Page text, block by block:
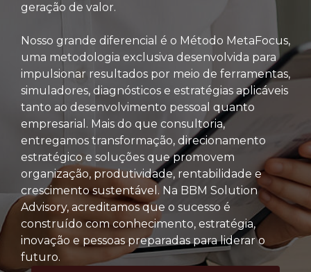
geração de valor.
Nosso grande diferencial é o Método MetaFocus,
uma metodologia exclusiva desenvolvida para
impulsionar resultados por meio de ferramentas,
simuladores, diagnósticos e estratégias aplicáveis
tanto ao desenvolvimento pessoal quanto
empresarial. Mais do que consultoria,
entregamos transformação, direcionamento
estratégico e soluções que promovem
organização, produtividade, rentabilidade e
crescimento sustentável. Na BBM Solution
Advisory, acreditamos que o sucesso é
construído com conhecimento, estratégia,
inovação e pessoas preparadas para liderar o
futuro.